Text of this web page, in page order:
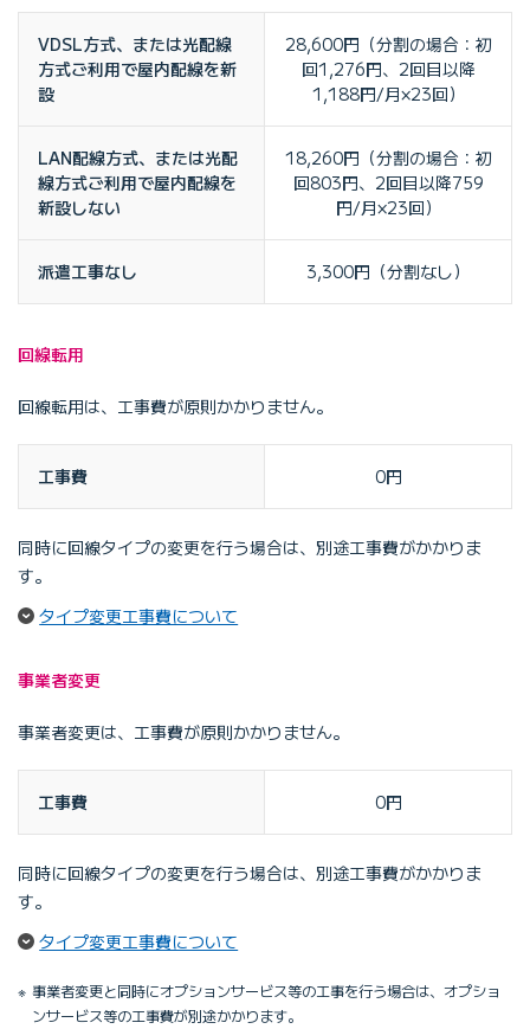
VDSL方式、または光配線
方式ご利用で屋内配線を新
設
28,600円（分割の場合：初
回1,276円、2回目以降
1,188円/月×23回）
LAN配線方式、または光配
線方式ご利用で屋内配線を
新設しない
18,260円（分割の場合：初
回803円、2回目以降759
円/月×23回）
派遣工事なし 3,300円（分割なし）
回線転用
回線転用は、工事費が原則かかりません。
工事費 0円
同時に回線タイプの変更を行う場合は、別途工事費がかかりま
す。
タイプ変更工事費について
事業者変更
事業者変更は、工事費が原則かかりません。
工事費 0円
同時に回線タイプの変更を行う場合は、別途工事費がかかりま
す。
タイプ変更工事費について
事業者変更と同時にオプションサービス等の工事を行う場合は、オプショ
ンサービス等の工事費が別途かかります。